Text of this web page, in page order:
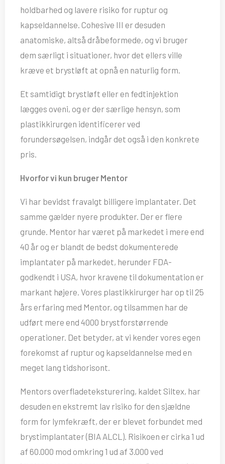
holdbarhed og lavere risiko for ruptur og
kapseldannelse. Cohesive III er desuden
anatomiske, altså dråbeformede, og vi bruger
dem særligt i situationer, hvor det ellers ville
kræve et brystløft at opnå en naturlig form.
Et samtidigt brystløft eller en fedtinjektion
lægges oveni, og er der særlige hensyn, som
plastikkirurgen identificerer ved
forundersøgelsen, indgår det også i den konkrete
pris.
Hvorfor vi kun bruger Mentor
Vi har bevidst fravalgt billigere implantater. Det
samme gælder nyere produkter. Der er flere
grunde. Mentor har været på markedet i mere end
40 år og er blandt de bedst dokumenterede
implantater på markedet, herunder FDA-
godkendt i USA, hvor kravene til dokumentation er
markant højere. Vores plastikkirurger har op til 25
års erfaring med Mentor, og tilsammen har de
udført mere end 4000 brystforstørrende
operationer. Det betyder, at vi kender vores egen
forekomst af ruptur og kapseldannelse med en
meget lang tidshorisont.
Mentors overfladeteksturering, kaldet Siltex, har
desuden en ekstremt lav risiko for den sjældne
form for lymfekræft, der er blevet forbundet med
brystimplantater (BIA ALCL). Risikoen er cirka 1 ud
af 60.000 mod omkring 1 ud af 3.000 ved